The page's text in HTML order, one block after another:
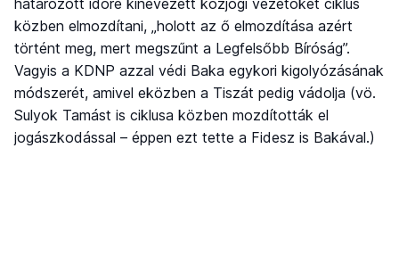
közben elmozdítani, „holott az ő elmozdítása azért
történt meg, mert megszűnt a Legfelsőbb Bíróság”.
Vagyis a KDNP azzal védi Baka egykori kigolyózásának
módszerét, amivel eközben a Tiszát pedig vádolja (vö.
Sulyok Tamást is ciklusa közben mozdították el
jogászkodással – éppen ezt tette a Fidesz is Bakával.)